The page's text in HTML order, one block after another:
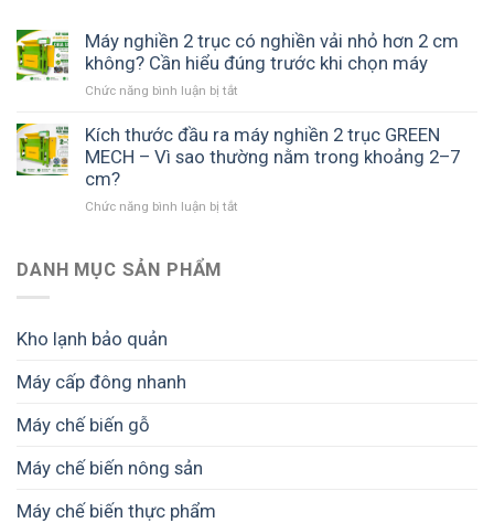
Máy nghiền 2 trục có nghiền vải nhỏ hơn 2 cm
không? Cần hiểu đúng trước khi chọn máy
Chức năng bình luận bị tắt
nghiền
2
trục
Kích thước đầu ra máy nghiền 2 trục GREEN
MECH – Vì sao thường nằm trong khoảng 2–7
cm?
Chức năng bình luận bị tắt
DANH MỤC SẢN PHẨM
Kho lạnh bảo quản
Máy cấp đông nhanh
Máy chế biến gỗ
Máy chế biến nông sản
Máy chế biến thực phẩm